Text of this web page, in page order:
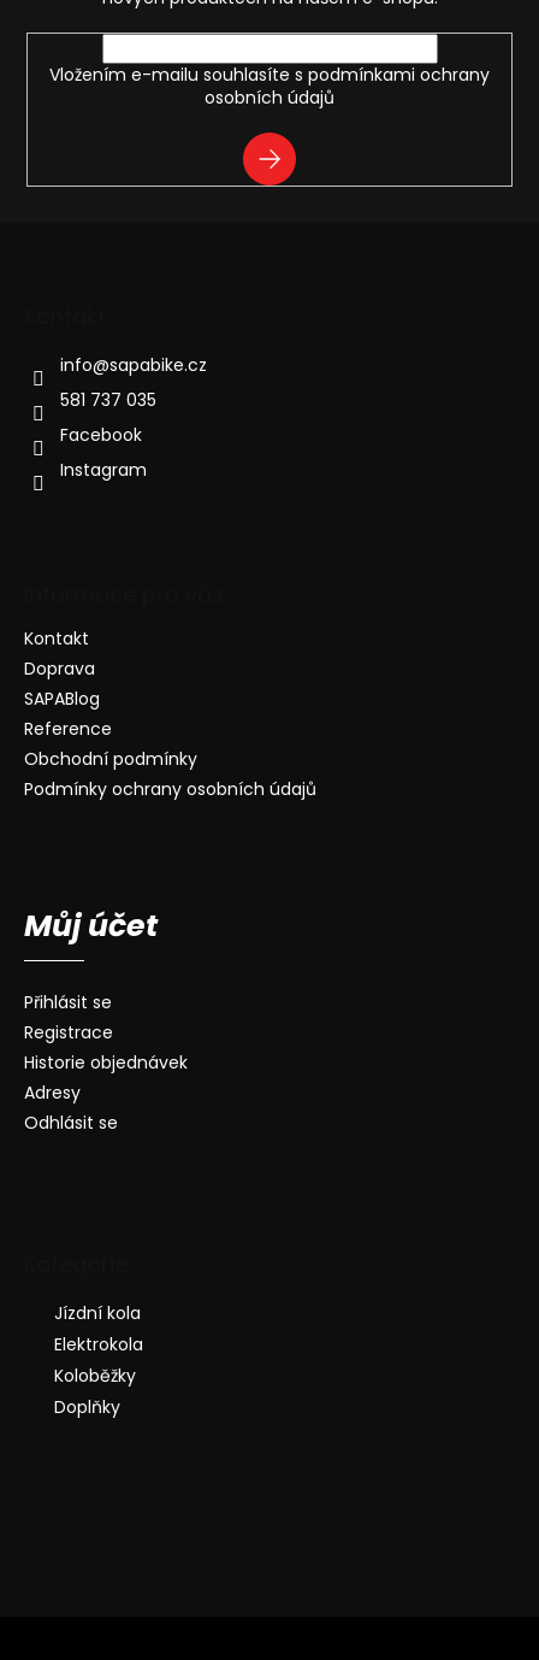
ý
p
s
u
Vložením e-mailu souhlasíte s podmínkami ochrany
osobních údajů
PŘIHLÁSIT
SE
info@sapabike.cz
581 737 035
Facebook
Instagram
Kontakt
Doprava
SAPABlog
Reference
Obchodní podmínky
Podmínky ochrany osobních údajů
Můj účet
Přihlásit se
Registrace
Historie objednávek
Adresy
Odhlásit se
Jízdní kola
Elektrokola
Koloběžky
Doplňky